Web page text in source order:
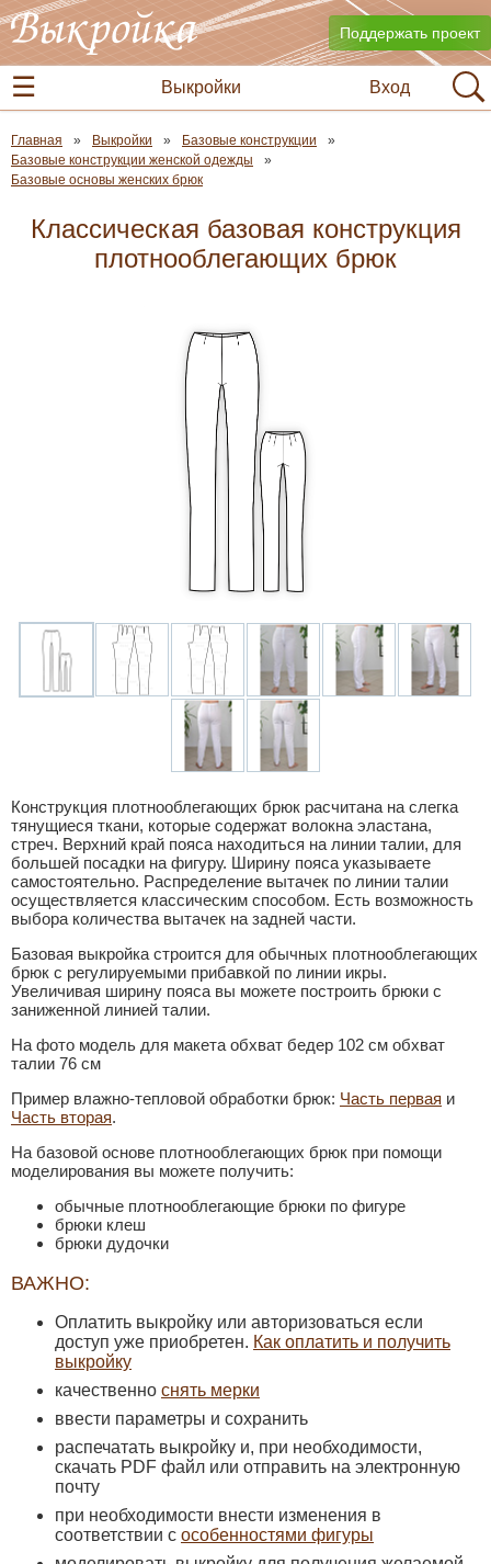
Поддержать проект
Вход
Выкройки
Главная Выкройки
Базовые конструкции
Базовые конструкции женской одежды
Базовые основы женских брюк
Классическая базовая конструкция
плотнооблегающих брюк
Конструкция плотнооблегающих брюк расчитана на слегка
тянущиеся ткани, которые содержат волокна эластана,
стреч. Верхний край пояса находиться на линии талии, для
большей посадки на фигуру. Ширину пояса указываете
самостоятельно. Распределение вытачек по линии талии
осуществляется классическим способом. Есть возможность
выбора количества вытачек на задней части.
Базовая выкройка строится для обычных плотнооблегающих
брюк с регулируемыми прибавкой по линии икры.
Увеличивая ширину пояса вы можете построить брюки с
заниженной линией талии.
На фото модель для макета обхват бедер 102 см обхват
талии 76 см
Пример влажно-тепловой обработки брюк: Часть первая и
Часть вторая.
На базовой основе плотнооблегающих брюк при помощи
моделирования вы можете получить:
обычные плотнооблегающие брюки по фигуре
брюки клеш
брюки дудочки
ВАЖНО:
Оплатить выкройку или авторизоваться если
доступ уже приобретен. Как оплатить и получить
выкройку
качественно снять мерки
ввести параметры и сохранить
распечатать выкройку и, при необходимости,
скачать PDF файл или отправить на электронную
почту
при необходимости внести изменения в
соответствии с особенностями фигуры